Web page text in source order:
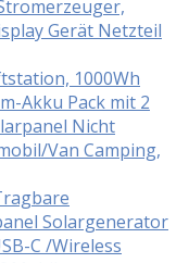
Gerät Netzteil
1000Wh
Akku Pack mit 2
Nicht
Van Camping,
Solargenerator
C /Wireless